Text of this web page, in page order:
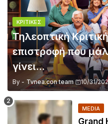
ΚΡΙΤΙΚΈΣ
Τηλεοπτική
επιστροφή που
γίνει...
By - Tvnea.con team 10/31/
MEDIA
Grand